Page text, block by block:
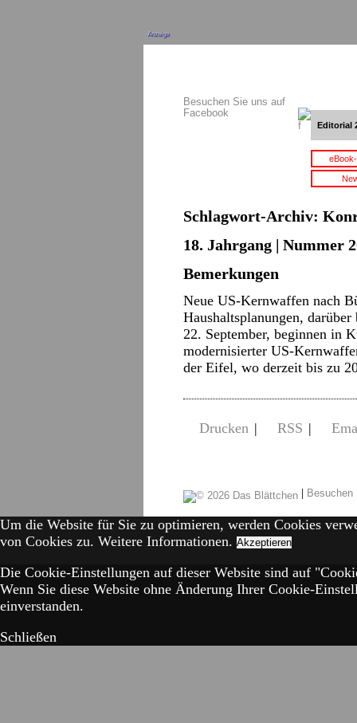
Anzeige
Besuchen Sie uns auf
Facebook
Editorial
Schlagwort-Archiv:
18. Jahrgang | Nummer
Bemerkungen
Neue US-Kernwaffen nach
Haushaltsplanungen,
22. September, beginnen in
modernisierter US-
der Eifel, wo derzeit bis zu
Drucken | RSS |
|
Um die Website für Sie zu optimieren, werden Cookies
von Cookies zu. Weitere Informationen. Akzeptieren
Die Cookie-Einstellungen auf dieser Website sind auf
Wenn Sie diese Website ohne Änderung Ihrer Cookie-
einverstanden.
Schließen